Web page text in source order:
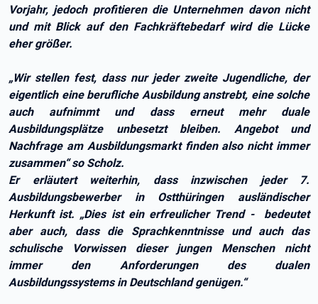
Vorjahr, jedoch profitieren die Unternehmen davon nicht
und mit Blick auf den Fachkräftebedarf wird die Lücke
eher größer.
„Wir stellen fest, dass nur jeder zweite Jugendliche, der
eigentlich eine berufliche Ausbildung anstrebt, eine solche
auch aufnimmt und dass erneut mehr duale
Ausbildungsplätze unbesetzt bleiben. Angebot und
Nachfrage am Ausbildungsmarkt finden also nicht immer
zusammen“ so Scholz.
Er erläutert weiterhin, dass inzwischen jeder 7.
Ausbildungsbewerber in Ostthüringen ausländischer
Herkunft ist. „Dies ist ein erfreulicher Trend - bedeutet
aber auch, dass die Sprachkenntnisse und auch das
schulische Vorwissen dieser jungen Menschen nicht
immer den Anforderungen des dualen
Ausbildungssystems in Deutschland genügen.“